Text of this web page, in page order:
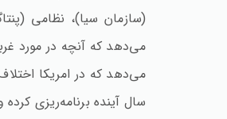
(سازمان سیا)، نظامی
می‌دهد که آنچه در مورد
می‌دهد که در امریکا
سال آینده برنامه‌ریزی